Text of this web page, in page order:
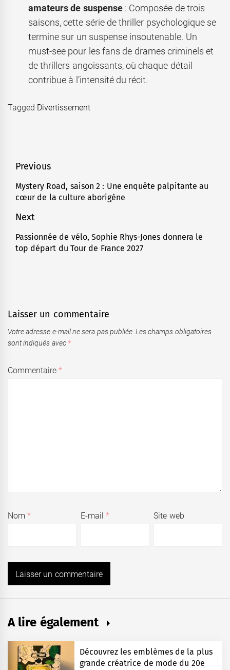
amateurs de suspense: Composée de trois
saisons, cette série de thriller psychologique se
termine sur un suspense insoutenable. Un
must-see pour les fans de drames criminels et
de thrillers angoissants, où chaque détail
contribue à l’intensité du récit.
Tagged Divertissement
Navigation
de
l’article
Previous
Previous
post:
Mystery Road, saison 2 : Une enquête palpitante au
cœur de la culture aborigène
Next
Next
post:
Passionnée de vélo, Sophie Rhys-Jones donnera le
top départ du Tour de France 2027
Laisser un commentaire
Votre adresse e-mail ne sera pas publiée. Les champs obligatoires
sont indiqués avec *
Commentaire*
Nom* E-mail* Site web
A lire également
Découvrez les emblèmes de la plus
grande créatrice de mode du 20e